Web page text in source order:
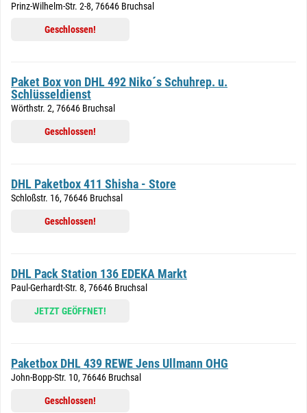
Prinz-Wilhelm-Str. 2-8, 76646 Bruchsal
Geschlossen!
Paket Box von DHL 492 Niko´s Schuhrep. u.
Schlüsseldienst
Wörthstr. 2, 76646 Bruchsal
Geschlossen!
DHL Paketbox 411 Shisha - Store
Schloßstr. 16, 76646 Bruchsal
Geschlossen!
DHL Pack Station 136 EDEKA Markt
Paul-Gerhardt-Str. 8, 76646 Bruchsal
JETZT GEÖFFNET!
Paketbox DHL 439 REWE Jens Ullmann OHG
John-Bopp-Str. 10, 76646 Bruchsal
Geschlossen!